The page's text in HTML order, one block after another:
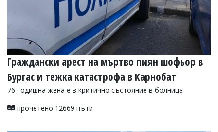
Граждански арест на мъртво пиян шофьор в
Бургас и тежка катастрофа в Карнобат
76-годишна жена е в критично състояние в болница
прочетено 12669 пъти